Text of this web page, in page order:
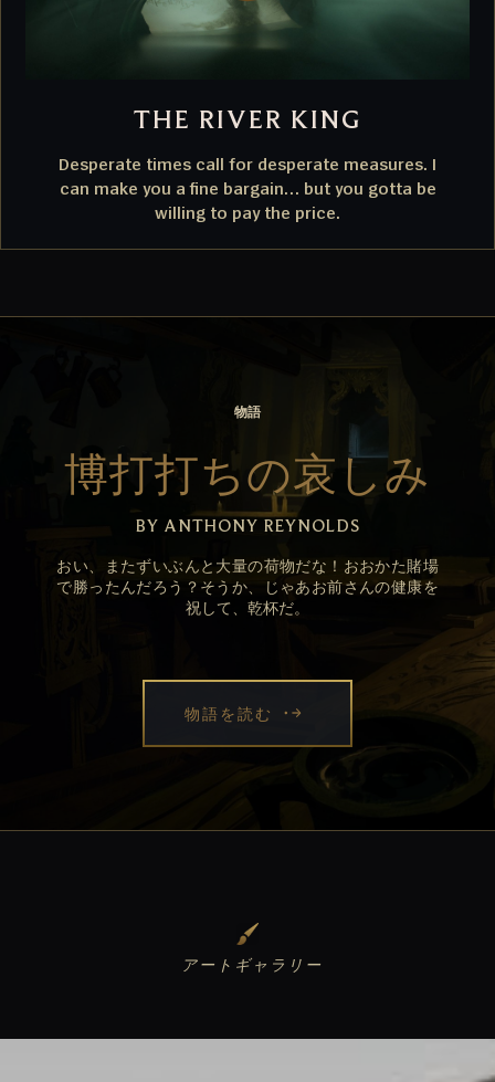
THE RIVER KING
Desperate times call for desperate measures. I
can make you a fine bargain… but you gotta be
willing to pay the price.
物語
博打打ちの哀しみ
BY ANTHONY REYNOLDS
おい、またずいぶんと大量の荷物だな！おおかた賭場
で勝ったんだろう？そうか、じゃあお前さんの健康を
祝して、乾杯だ。
物語を読む
アートギャラリー